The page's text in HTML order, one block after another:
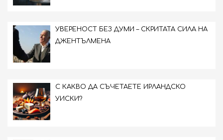
УВЕРЕНОСТ БЕЗ ДУМИ – СКРИТАТА СИЛА НА
ДЖЕНТЪЛМЕНА
С КАКВО ДА СЪЧЕТАЕТЕ ИРЛАНДСКО
УИСКИ?